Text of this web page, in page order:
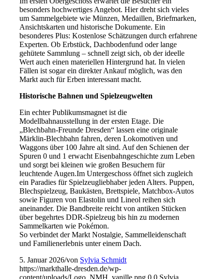
besonders hochwertiges Angebot. Hier dreht sich vieles
um Sammelgebiete wie Münzen, Medaillen, Briefmarken,
Ansichtskarten und historische Dokumente. Ein
besonderes Plus: Kostenlose Schätzungen durch erfahrene
Experten. Ob Erbstück, Dachbodenfund oder lange
gehütete Sammlung – schnell zeigt sich, ob der ideelle
Wert auch einen materiellen Hintergrund hat. In vielen
Fällen ist sogar ein direkter Ankauf möglich, was den
Markt auch für Erben interessant macht.
Historische Bahnen und Spielzeugwelten
Ein echter Publikumsmagnet ist die
Modellbahnausstellung in der ersten Etage. Die
„Blechbahn-Freunde Dresden“ lassen eine originale
Märklin-Blechbahn fahren, deren Lokomotiven und
Waggons über 100 Jahre alt sind. Auf den Schienen der
Spuren 0 und 1 erwacht Eisenbahngeschichte zum Leben
und sorgt bei kleinen wie großen Besuchern für
leuchtende Augen.Im Untergeschoss öffnet sich zugleich
ein Paradies für Spielzeugliebhaber jeden Alters. Puppen,
Blechspielzeug, Baukästen, Brettspiele, Matchbox-Autos
sowie Figuren von Elastolin und Lineol reihen sich
aneinander. Die Bandbreite reicht von antiken Stücken
über begehrtes DDR-Spielzeug bis hin zu modernen
Sammelkarten wie Pokémon.
So verbindet der Markt Nostalgie, Sammelleidenschaft
und Familienerlebnis unter einem Dach.
5. Januar 2026/von Sylvia Schmidt
https://markthalle-dresden.de/wp-
content/uploads/Logo_NMH_vanille.png 0 0 Sylvia